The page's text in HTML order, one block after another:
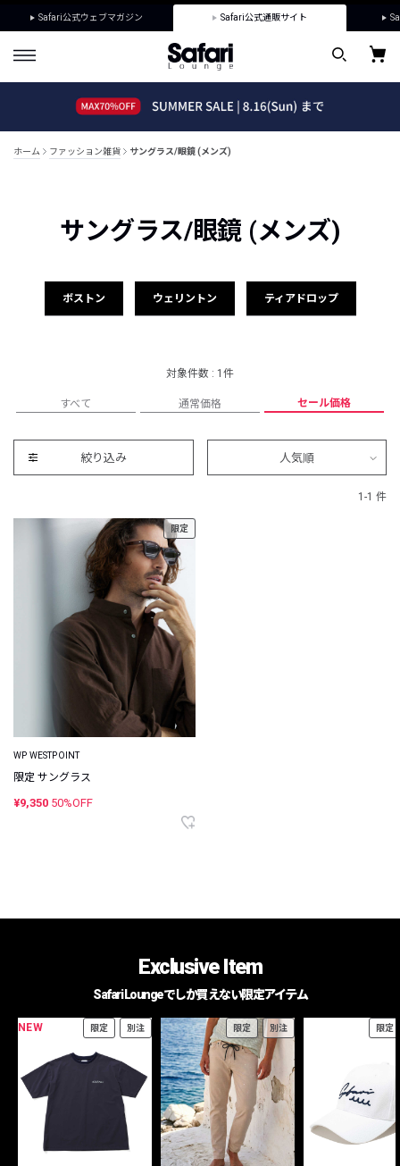
Safari公式ウェブマガジン Safari公式通販サイト
ホーム ファッション雑貨 サングラス/眼鏡 (メンズ)
サングラス/眼鏡 (メンズ)
ボストン ウェリントン ティアドロップ
対象件数 : 1件
すべて 通常価格 セール価格
絞り込み 人気順
1-1 件
限定
WP WESTPOINT
限定 サングラス
¥9,350 50%OFF
Exclusive Item
Safari Loungeでしか買えない限定アイテム
NEW 限定 別注 限定 別注 限定